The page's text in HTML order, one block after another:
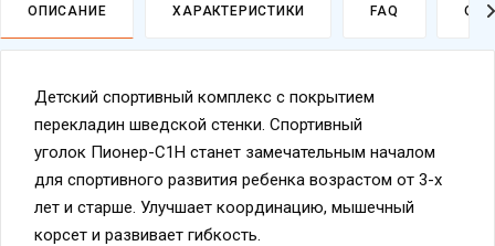
ОПИСАНИЕ ХАРАКТЕРИСТИКИ FAQ
Детский спортивный комплекс с покрытием
перекладин шведской стенки. Спортивный
уголок Пионер-C1Н станет замечательным началом
для спортивного развития ребенка возрастом от 3-х
лет и старше. Улучшает координацию, мышечный
корсет и развивает гибкость.